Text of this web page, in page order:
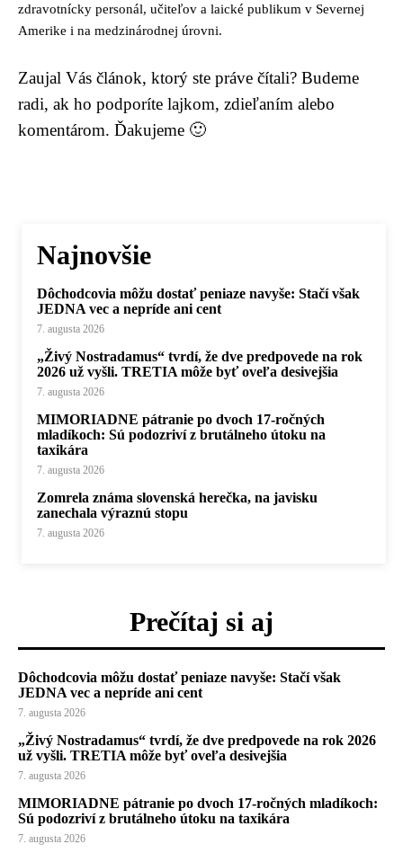
zdravotnícky personál, učiteľov a laické publikum v Severnej
Amerike i na medzinárodnej úrovni.
Zaujal Vás článok, ktorý ste práve čítali? Budeme
radi, ak ho podporíte lajkom, zdieľaním alebo
komentárom. Ďakujeme 🙂
Najnovšie
Dôchodcovia môžu dostať peniaze navyše: Stačí však
JEDNA vec a nepríde ani cent
7. augusta 2026
„Živý Nostradamus“ tvrdí, že dve predpovede na rok
2026 už vyšli. TRETIA môže byť oveľa desivejšia
7. augusta 2026
MIMORIADNE pátranie po dvoch 17-ročných
mladíkoch: Sú podozriví z brutálneho útoku na
taxikára
7. augusta 2026
Zomrela známa slovenská herečka, na javisku
zanechala výraznú stopu
7. augusta 2026
Prečítaj si aj
Dôchodcovia môžu dostať peniaze navyše: Stačí však
JEDNA vec a nepríde ani cent
7. augusta 2026
„Živý Nostradamus“ tvrdí, že dve predpovede na rok 2026
už vyšli. TRETIA môže byť oveľa desivejšia
7. augusta 2026
MIMORIADNE pátranie po dvoch 17-ročných mladíkoch:
Sú podozriví z brutálneho útoku na taxikára
7. augusta 2026